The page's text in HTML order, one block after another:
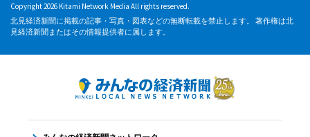
Copyright 2026 Kitami Network Media All rights reserved.
北見経済新聞に掲載の記事・写真・図表などの無断転載を禁止します。 著作権は北
見経済新聞またはその情報提供者に属します。